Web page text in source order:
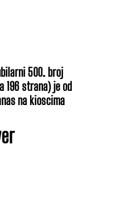
500. broj
196 strana) je od
na kioscima